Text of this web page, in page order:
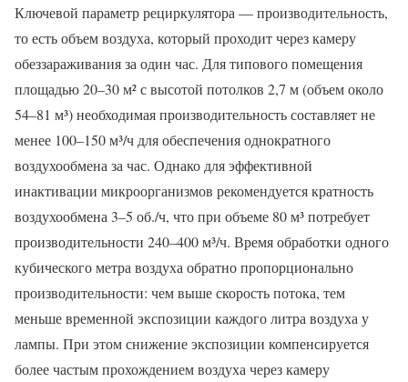
Ключевой параметр рециркулятора — производительность,
то есть объем воздуха, который проходит через камеру
обеззараживания за один час. Для типового помещения
площадью 20–30 м² с высотой потолков 2,7 м (объем около
54–81 м³) необходимая производительность составляет не
менее 100–150 м³/ч для обеспечения однократного
воздухообмена за час. Однако для эффективной
инактивации микроорганизмов рекомендуется кратность
воздухообмена 3–5 об./ч, что при объеме 80 м³ потребует
производительности 240–400 м³/ч. Время обработки одного
кубического метра воздуха обратно пропорционально
производительности: чем выше скорость потока, тем
меньше временной экспозиции каждого литра воздуха у
лампы. При этом снижение экспозиции компенсируется
более частым прохождением воздуха через камеру